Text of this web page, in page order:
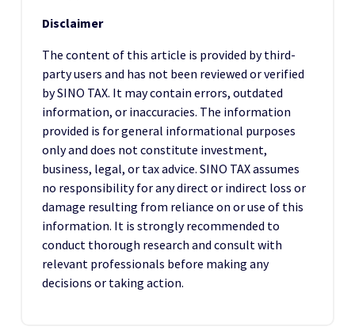
Disclaimer
The content of this article is provided by third-
party users and has not been reviewed or verified
by SINO TAX. It may contain errors, outdated
information, or inaccuracies. The information
provided is for general informational purposes
only and does not constitute investment,
business, legal, or tax advice. SINO TAX assumes
no responsibility for any direct or indirect loss or
damage resulting from reliance on or use of this
information. It is strongly recommended to
conduct thorough research and consult with
relevant professionals before making any
decisions or taking action.